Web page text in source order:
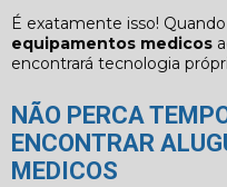
É exatamente isso!
equipamentos medicos
encontrará tecnologia
NÃO PERCA
ENCONTRAR
MEDICOS